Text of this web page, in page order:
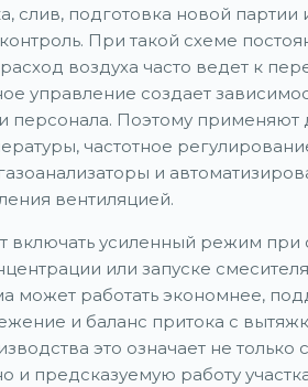
слив, подготовка новой партии
При такой схеме
воздуха часто ведет к
управление создает
персонала. Поэтому применяют
частотное
и
вентиляцией.
включать усиленный режим при
или запуске
может работать экономнее,
и баланс притока с
это означает не только
и предсказуемую работу